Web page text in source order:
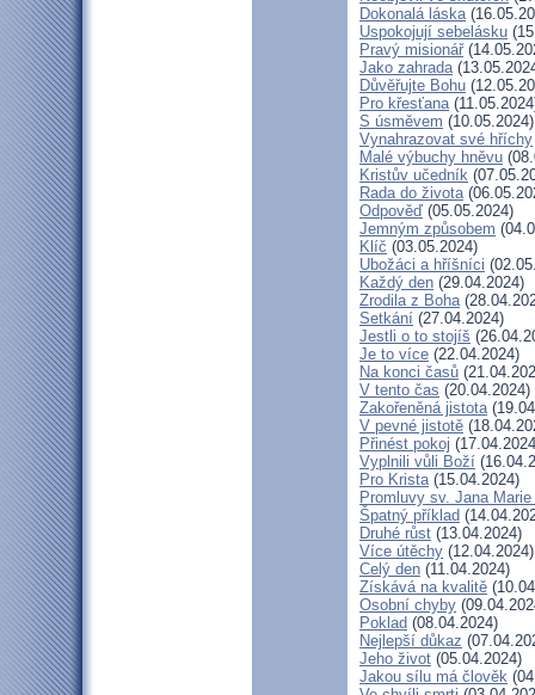
Dokonalá láska
Uspokojují sebelásku
Pravý misionář
Jako zahrada
Důvěřujte Bohu
Pro křesťana
S úsměvem (10.05.2024)
Vynahrazovat své hříchy
Malé výbuchy hněvu
Kristův učedník
Rada do života
Odpověď (05.05.2024)
Jemným způsobem
Klíč (03.05.2024)
Ubožáci a hříšníci
Každý den (29.04.2024)
Zrodila z Boha
Setkání (27.04.2024)
Jestli o to stojíš
Je to více (22.04.2024)
Na konci časů
V tento čas (20.04.2024)
Zakořeněná jistota
V pevné jistotě
Přinést pokoj
Vyplnili vůli Boží
Pro Krista(15.04.2024)
Promluvy sv. Jana
Špatný příklad
Druhé růst (13.04.2024)
Více útěchy (12.04.2024)
Celý den (11.04.2024)
Získává na kvalitě
Osobní chyby
Poklad (08.04.2024)
Nejlepší důkaz
Jeho život (05.04.2024)
Jakou sílu má člověk